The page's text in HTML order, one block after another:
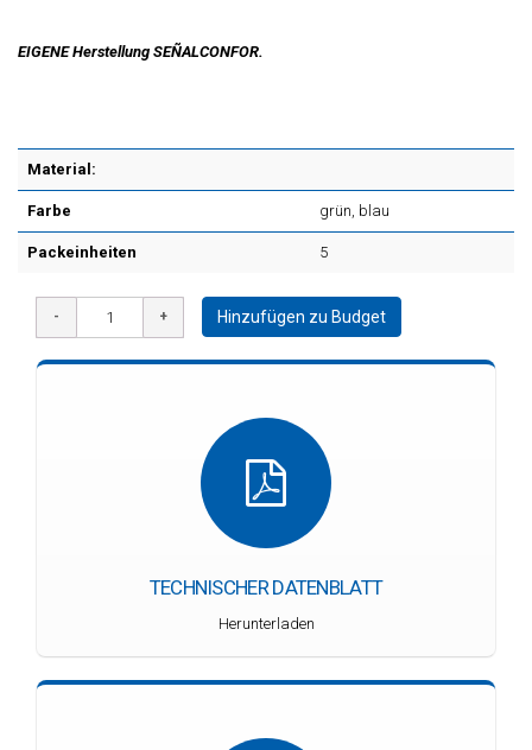
EIGENE Herstellung SEÑALCONFOR.
Material:
Farbe grün, blau
Packeinheiten 5
Hinzufügen zu Budget
TECHNISCHER DATENBLATT
Herunterladen